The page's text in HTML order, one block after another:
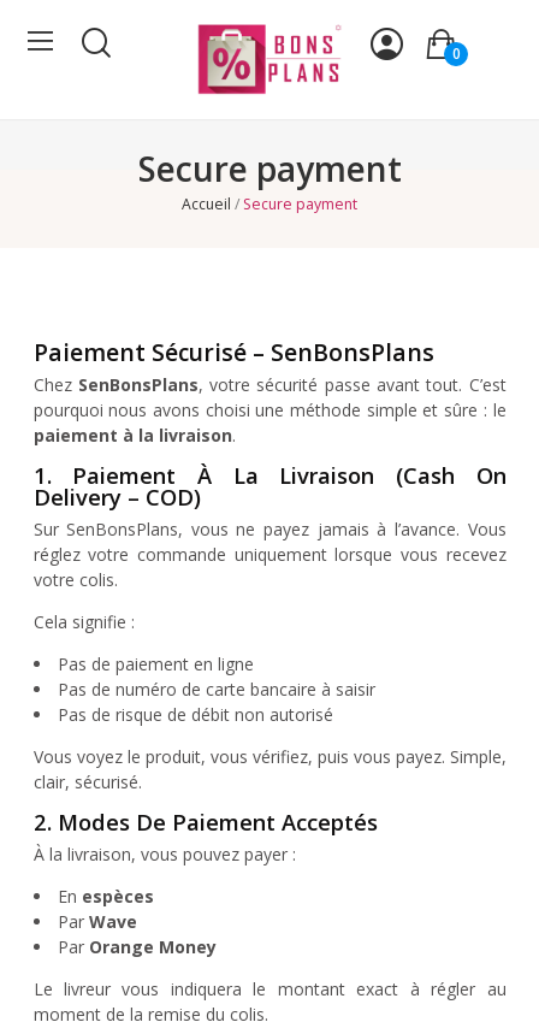
0
Secure payment
Accueil Secure payment
Paiement Sécurisé – SenBonsPlans
Chez SenBonsPlans, votre sécurité passe avant tout. C’est
pourquoi nous avons choisi une méthode simple et sûre : le
paiement à la livraison.
1. Paiement À La Livraison (Cash On
Delivery – COD)
Sur SenBonsPlans, vous ne payez jamais à l’avance. Vous
réglez votre commande uniquement lorsque vous recevez
votre colis.
Cela signifie :
Pas de paiement en ligne
Pas de numéro de carte bancaire à saisir
Pas de risque de débit non autorisé
Vous voyez le produit, vous vérifiez, puis vous payez. Simple,
clair, sécurisé.
2. Modes De Paiement Acceptés
À la livraison, vous pouvez payer :
En espèces
Par Wave
Par Orange Money
Le livreur vous indiquera le montant exact à régler au
moment de la remise du colis.